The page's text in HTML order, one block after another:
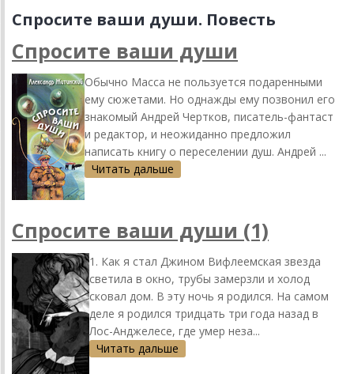
Спросите ваши души. Повесть
Спросите ваши души
Обычно Масса не пользуется подаренными
ему сюжетами. Но однажды ему позвонил его
знакомый Андрей Чертков, писатель-фантаст
и редактор, и неожиданно предложил
написать книгу о переселении душ. Андрей ...
Читать дальше
Спросите ваши души (1)
1. Как я стал Джином Вифлеемская звезда
светила в окно, трубы замерзли и холод
сковал дом. В эту ночь я родился. На самом
деле я родился тридцать три года назад в
Лос-Анджелесе, где умер неза...
Читать дальше